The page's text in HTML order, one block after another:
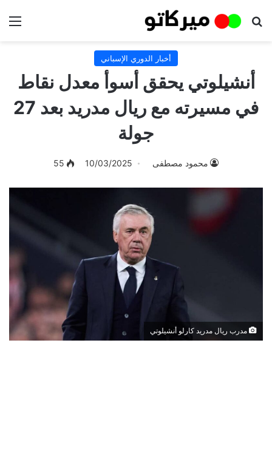
بحث عن
أخبار الدوري الإسباني
أنشيلوتي يحقق أسوأ معدل نقاط
في مسيرته مع ريال مدريد بعد 27
جولة
محمود مصطفى 10/03/2025
55
مدرب ريال مدريد كارلو أنشيلوتي